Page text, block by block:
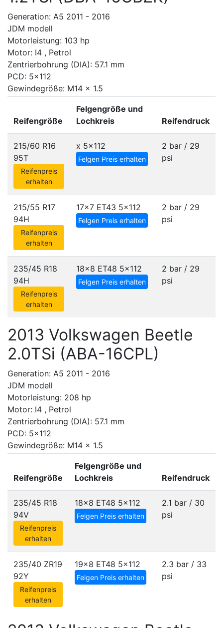
Generation: A5 2011 - 2016
JDM modell
Motorleistung: 103 hp
Motor: I4 , Petrol
Zentrierbohrung (DIA): 57.1 mm
PCD: 5x112
Gewindegröße: M14 x 1.5
Reifengröße
Felgengröße und
Lochkreis
Reifendruck
215/60 R16
95T
Reifenpreis
erhalten
x 5x112
Felgen Preis erhalten
2 bar / 29
psi
215/55 R17
94H
Reifenpreis
erhalten
17x7 ET43 5x112
Felgen Preis erhalten
2 bar / 29
psi
235/45 R18
94H
Reifenpreis
erhalten
18x8 ET48 5x112
Felgen Preis erhalten
2 bar / 29
psi
2013 Volkswagen Beetle
2.0TSi (ABA-16CPL)
Generation: A5 2011 - 2016
JDM modell
Motorleistung: 208 hp
Motor: I4 , Petrol
Zentrierbohrung (DIA): 57.1 mm
PCD: 5x112
Gewindegröße: M14 x 1.5
Reifengröße
Felgengröße und
Lochkreis
Reifendruck
235/45 R18
94V
Reifenpreis
erhalten
18x8 ET48 5x112
Felgen Preis erhalten
2.1 bar / 30
psi
235/40 ZR19
92Y
Reifenpreis
erhalten
19x8 ET48 5x112
Felgen Preis erhalten
2.3 bar / 33
psi